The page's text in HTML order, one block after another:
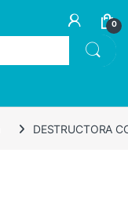
0
DESTRUCTORA